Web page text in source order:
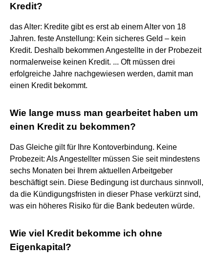
Kredit?
das Alter: Kredite gibt es erst ab einem Alter von 18
Jahren. feste Anstellung: Kein sicheres Geld – kein
Kredit. Deshalb bekommen Angestellte in der Probezeit
normalerweise keinen Kredit. ... Oft müssen drei
erfolgreiche Jahre nachgewiesen werden, damit man
einen Kredit bekommt.
Wie lange muss man gearbeitet haben um
einen Kredit zu bekommen?
Das Gleiche gilt für Ihre Kontoverbindung. Keine
Probezeit: Als Angestellter müssen Sie seit mindestens
sechs Monaten bei Ihrem aktuellen Arbeitgeber
beschäftigt sein. Diese Bedingung ist durchaus sinnvoll,
da die Kündigungsfristen in dieser Phase verkürzt sind,
was ein höheres Risiko für die Bank bedeuten würde.
Wie viel Kredit bekomme ich ohne
Eigenkapital?